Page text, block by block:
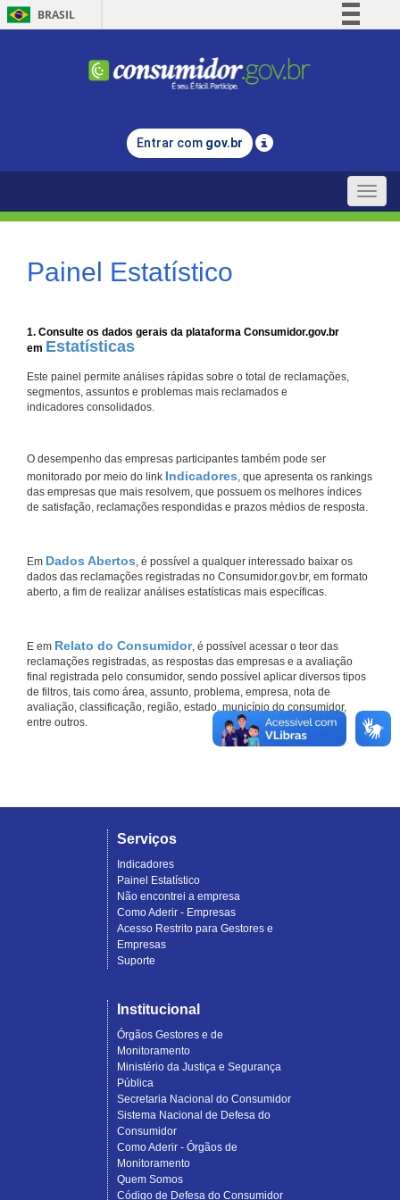
BRASIL
Comunica BR
Legislação
Entrar com gov.br
Toggle
Painel Estatístico
1. Consulte os dados gerais da plataforma Consumidor.gov.br
em Estatísticas
Este painel permite análises rápidas sobre o total de reclamações,
segmentos, assuntos e problemas mais reclamados e
indicadores consolidados.
O desempenho das empresas participantes também pode ser
monitorado por meio do link Indicadores, que apresenta os rankings
das empresas que mais resolvem, que possuem os melhores índices
de satisfação, reclamações respondidas e prazos médios de resposta.
Em Dados Abertos, é possível a qualquer interessado baixar os
dados das reclamações registradas no Consumidor.gov.br, em formato
aberto, a fim de realizar análises estatísticas mais específicas.
E em Relato do Consumidor, é possível acessar o teor das
reclamações registradas, as respostas das empresas e a avaliação
final registrada pelo consumidor, sendo possível aplicar diversos tipos
de filtros, tais como área, assunto, problema, empresa, nota de
avaliação, classificação, região, estado, município do consumidor,
entre outros.
Serviços
Indicadores
Painel Estatístico
Não encontrei a empresa
Como Aderir - Empresas
Acesso Restrito para Gestores e
Empresas
Suporte
Institucional
Órgãos Gestores e de
Monitoramento
Ministério da Justiça e Segurança
Pública
Secretaria Nacional do Consumidor
Sistema Nacional de Defesa do
Consumidor
Como Aderir - Órgãos de
Monitoramento
Quem Somos
Código de Defesa do Consumidor